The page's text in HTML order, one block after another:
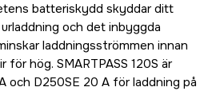
batteriskydd skyddar ditt
och det inbyggda
laddningsströmmen innan
hög. SMARTPASS 120S är
och D250SE 20 A för laddning på